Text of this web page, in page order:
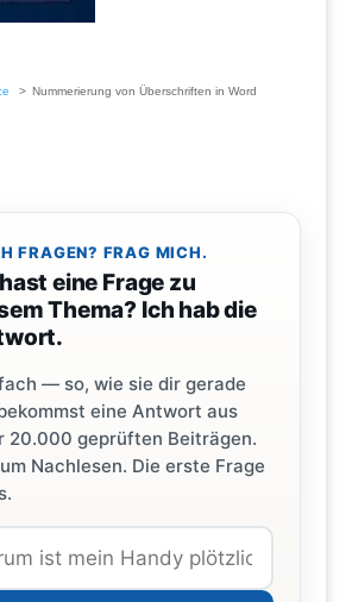
Nummerierung von Überschriften in Word
FRAGEN? FRAG MICH.
eine Frage zu
Thema? Ich hab die
— so, wie sie dir gerade
eine Antwort aus
20.000 geprüften Beiträgen.
Nachlesen. Die erste Frage